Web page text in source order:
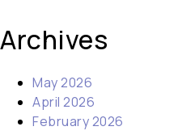
Archives
May 2026
April 2026
February 2026